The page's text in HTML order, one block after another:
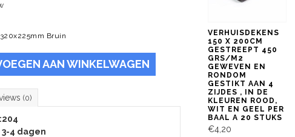
Bruin
AAN WINKELWAGEN
(0)
204
3-4 dagen
VERHUISDEKENS
150 X 200CM
GESTREEPT 450
GRS/M2
GEWEVEN EN
RONDOM
GESTIKT AAN 4
ZIJDES , IN DE
KLEUREN ROOD,
WIT EN GEEL PER
BAAL A 20 STUKS
€4,20